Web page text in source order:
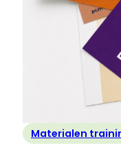
Materialen